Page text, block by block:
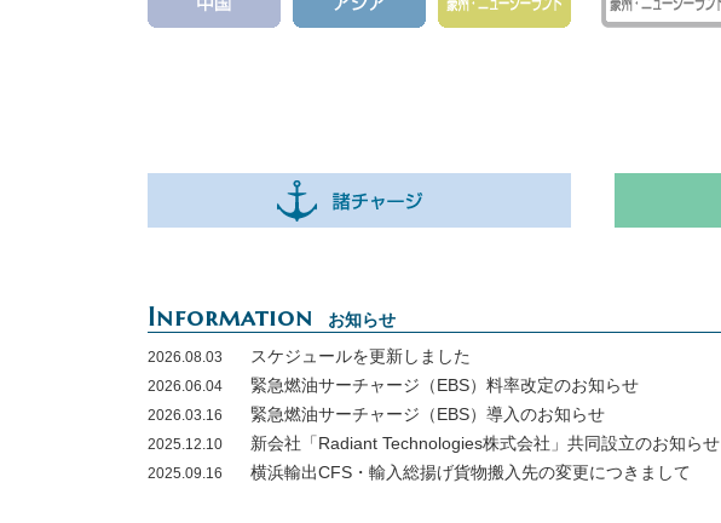
Information お知らせ
2026.08.03 スケジュールを更新しました
2026.06.04 緊急燃油サーチャージ（EBS）料率改定のお知らせ
2026.03.16 緊急燃油サーチャージ（EBS）導入のお知らせ
2025.12.10 新会社「Radiant Technologies株式会社」共同設立のお知らせ
2025.09.16 横浜輸出CFS・輸入総揚げ貨物搬入先の変更につきまして